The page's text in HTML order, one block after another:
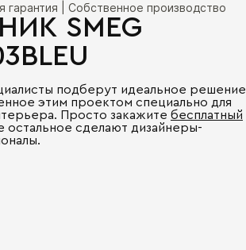
гарантия | Собственное производство
SMEG
подберут идеальное решение
этим проектом специально для
Просто закажите бесплатный
остальное сделают дизайнеры-